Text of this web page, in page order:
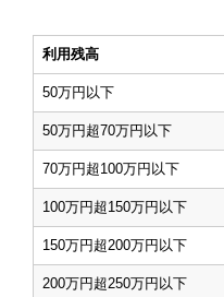
利用残高
50万円以下
50万円超70万円以下
70万円超100万円以下
100万円超150万円以下
150万円超200万円以下
200万円超250万円以下